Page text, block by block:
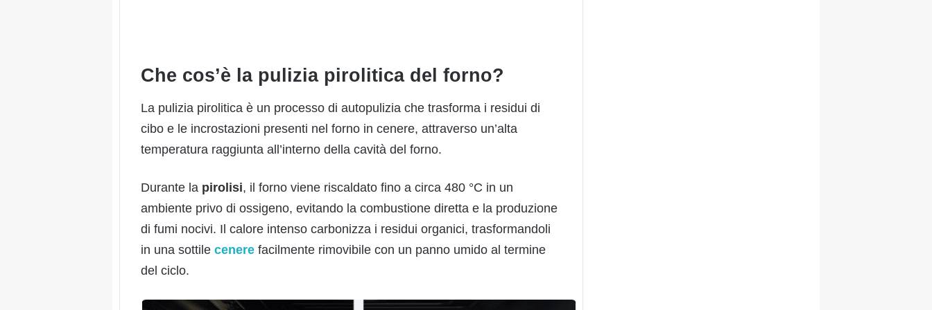
Che cos’è la pulizia pirolitica del forno?
La pulizia pirolitica è un processo di autopulizia che trasforma i residui di
cibo e le incrostazioni presenti nel forno in cenere, attraverso un’alta
temperatura raggiunta all’interno della cavità del forno.
Durante la pirolisi, il forno viene riscaldato fino a circa 480 °C in un
ambiente privo di ossigeno, evitando la combustione diretta e la produzione
di fumi nocivi. Il calore intenso carbonizza i residui organici, trasformandoli
in una sottile cenere facilmente rimovibile con un panno umido al termine
del ciclo.